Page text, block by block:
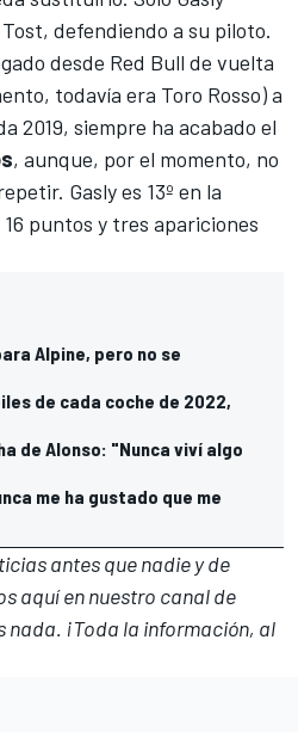
defendiendo a su piloto.
desde Red Bull de vuelta
todavía era Toro Rosso) a
2019, siempre ha acabado el
, aunque, por el momento, no
Gasly es 13º en la
puntos y tres apariciones
Alpine, pero no se
de cada coche de 2022,
de Alonso: "Nunca viví algo
me ha gustado que me
antes que nadie y de
aquí en nuestro canal de
nada. ¡Toda la información, al